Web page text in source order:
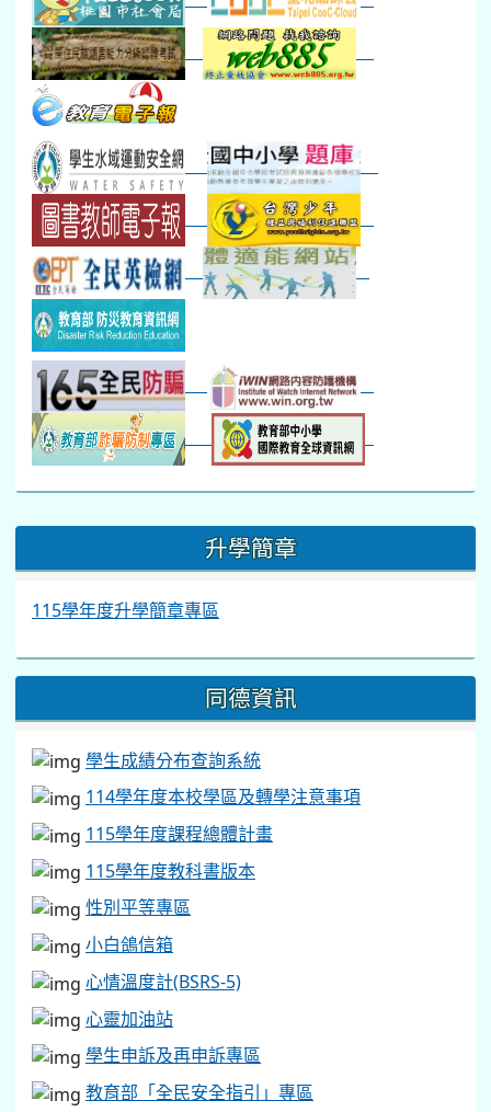
防災演練工作分配及...
30 31 2 3
本週_健康檢查週各班器材負責人訓練
發放班級書箱及晨讀...
技藝教育學程說明會...
12:30幹部訓練七年級新生健檢
本週_友善校園週收學生證、換補教科...
本週_圖書館開放借...
開學日
第一週
超額比序暨免試入學...
::: 升學簡章
115學年度升學簡章專區
同德資訊
學生成績分布查詢系統
114學年度本校學區及轉學注意事項
115學年度課程總體計畫
115學年度教科書版本
性別平等專區
小白鴿信箱
心情溫度計(BSRS-5)
心靈加油站
學生申訴及再申訴專區
教育部「全民安全指引」專區